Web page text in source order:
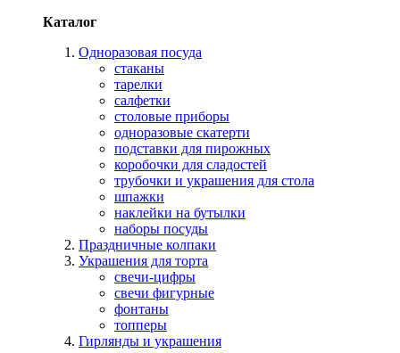
Каталог
Одноразовая посуда
стаканы
тарелки
салфетки
столовые приборы
одноразовые скатерти
подставки для пирожных
коробочки для сладостей
трубочки и украшения для стола
шпажки
наклейки на бутылки
наборы посуды
Праздничные колпаки
Украшения для торта
свечи-цифры
свечи фигурные
фонтаны
топперы
Гирлянды и украшения